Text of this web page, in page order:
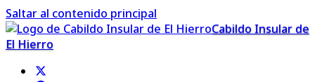
Saltar al contenido principal
Cabildo Insular de
El Hierro